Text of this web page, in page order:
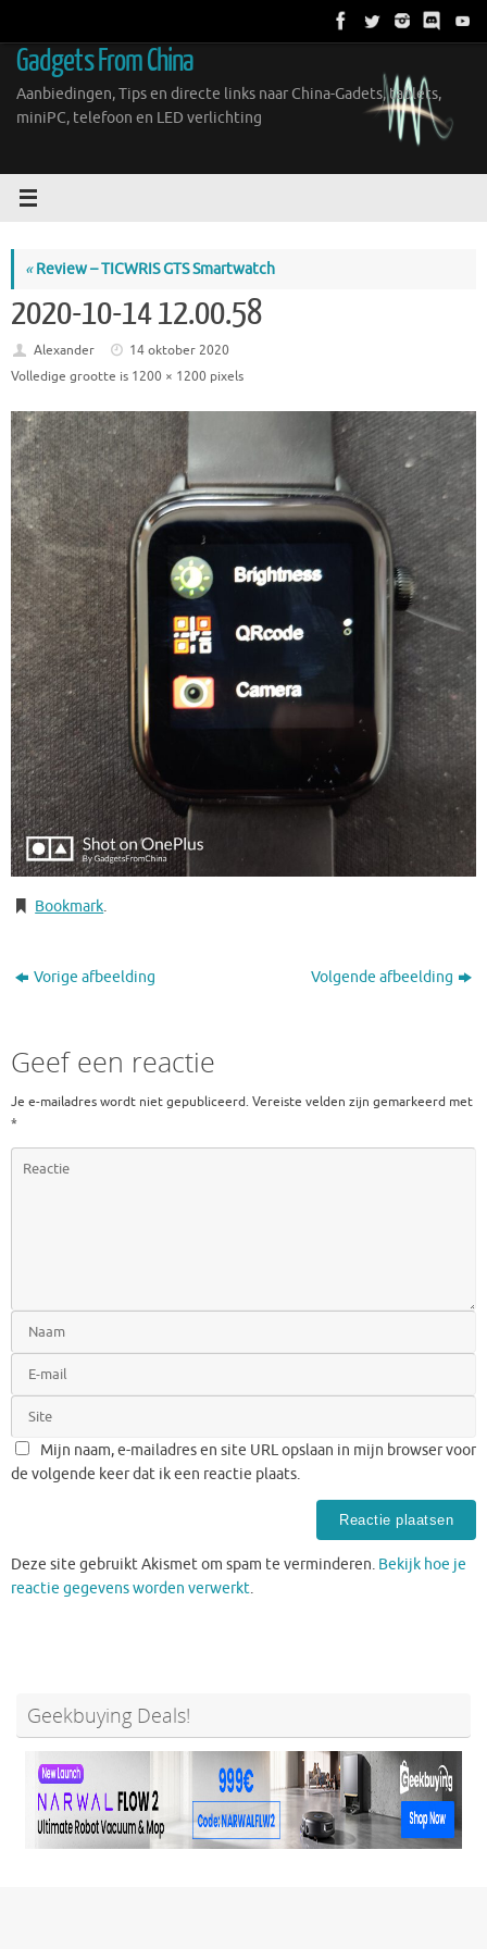
inhoud
Gadgets From China
Aanbiedingen, Tips en directe links naar China-Gadets, tablets,
miniPC, telefoon en LED verlichting
«Review – TICWRIS GTS Smartwatch
2020-10-14 12.00.58
Alexander
14 oktober 2020
Volledige grootte is 1200 × 1200 pixels
Bookmark.
Vorige afbeelding Volgende afbeelding
Geef een reactie
Je e-mailadres wordt niet gepubliceerd. Vereiste velden zijn gemarkeerd met
*
Mijn naam, e-mailadres en site URL opslaan in mijn browser voor
de volgende keer dat ik een reactie plaats.
Deze site gebruikt Akismet om spam te verminderen. Bekijk hoe je
reactie gegevens worden verwerkt.
Geekbuying Deals!